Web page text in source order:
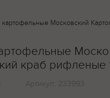
Московский
краб рифленые
Артикул: 233993